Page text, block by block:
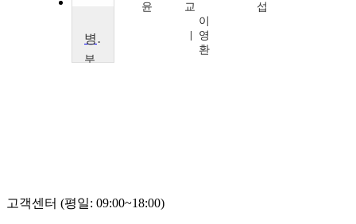
윤
교
이
영
환
섭
병원재무관리
부
구
고객센터 (평일: 09:00~18:00)